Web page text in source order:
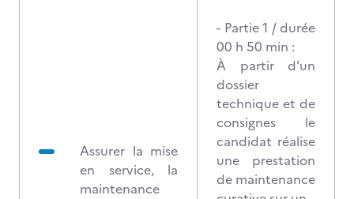
Assurer la mise
en service, la
maintenance
- Partie 1 / durée
00 h 50 min :
À partir d'un
dossier
technique et de
consignes le
candidat réalise
une prestation
de maintenance